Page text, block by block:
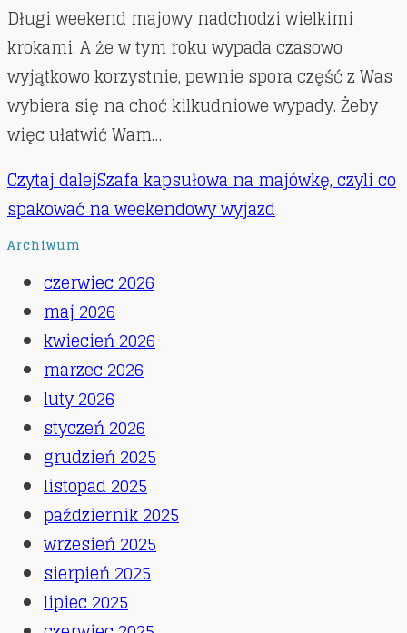
Długi weekend majowy nadchodzi wielkimi
krokami. A że w tym roku wypada czasowo
wyjątkowo korzystnie, pewnie spora część z Was
wybiera się na choć kilkudniowe wypady. Żeby
więc ułatwić Wam…
Czytaj dalejSzafa kapsułowa na majówkę, czyli co
spakować na weekendowy wyjazd
Archiwum
czerwiec 2026
maj 2026
kwiecień 2026
marzec 2026
luty 2026
styczeń 2026
grudzień 2025
listopad 2025
październik 2025
wrzesień 2025
sierpień 2025
lipiec 2025